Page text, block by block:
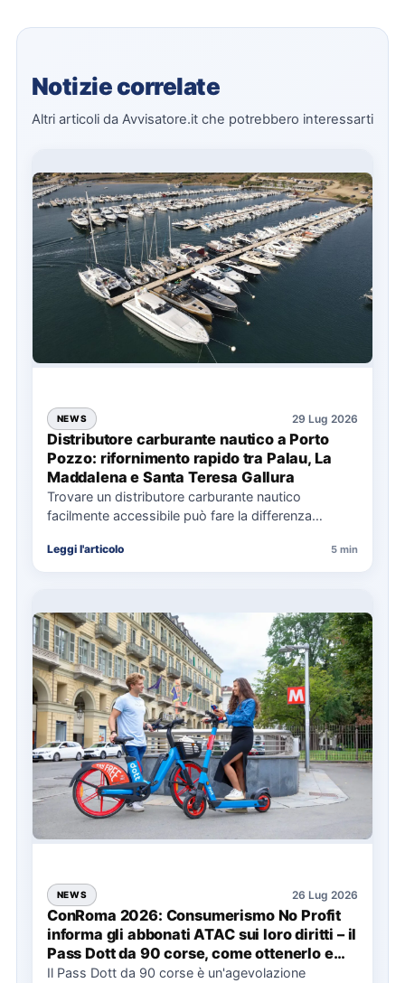
Notizie correlate
Altri articoli da Avvisatore.it che potrebbero interessarti
NEWS 29 Lug 2026
Distributore carburante nautico a Porto
Pozzo: rifornimento rapido tra Palau, La
Maddalena e Santa Teresa Gallura
Trovare un distributore carburante nautico
facilmente accessibile può fare la differenza
soprattutto…
Leggi l'articolo 5 min
NEWS 26 Lug 2026
ConRoma 2026: Consumerismo No Profit
informa gli abbonati ATAC sui loro diritti – il
Pass Dott da 90 corse, come ottenerlo e
cosa spetta in caso di disservizi
Il Pass Dott da 90 corse è un'agevolazione